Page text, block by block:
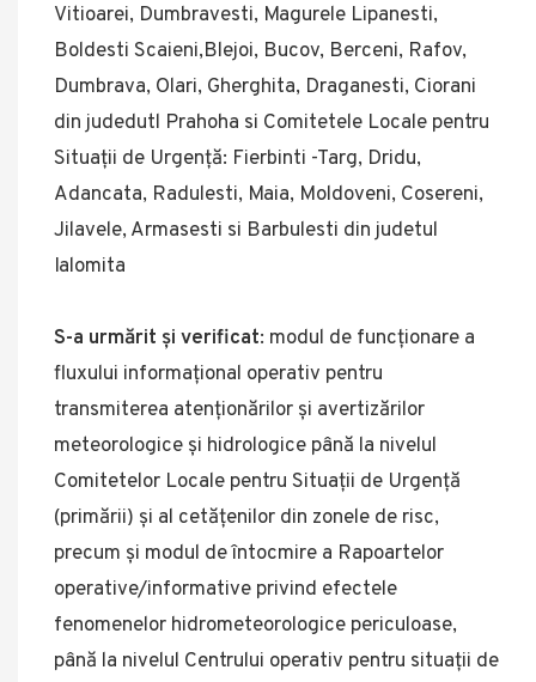
Vitioarei, Dumbravesti, Magurele Lipanesti,
Boldesti Scaieni,Blejoi, Bucov, Berceni, Rafov,
Dumbrava, Olari, Gherghita, Draganesti, Ciorani
din judedutl Prahoha si Comitetele Locale pentru
Situații de Urgență: Fierbinti -Targ, Dridu,
Adancata, Radulesti, Maia, Moldoveni, Cosereni,
Jilavele, Armasesti si Barbulesti din judetul
Ialomita
S-a urmărit și verificat: modul de funcționare a
fluxului informațional operativ pentru
transmiterea atenționărilor și avertizărilor
meteorologice și hidrologice până la nivelul
Comitetelor Locale pentru Situații de Urgență
(primării) și al cetățenilor din zonele de risc,
precum și modul de întocmire a Rapoartelor
operative/informative privind efectele
fenomenelor hidrometeorologice periculoase,
până la nivelul Centrului operativ pentru situații de